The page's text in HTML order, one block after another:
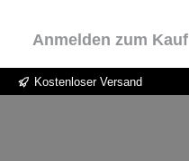
Anmelden zum Kauf
Kostenloser Versand